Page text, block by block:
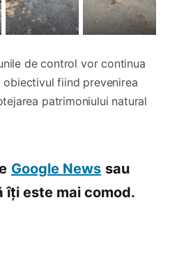
de control vor continua
fiind prevenirea
patrimoniului natural
Google News sau
îți este mai comod.